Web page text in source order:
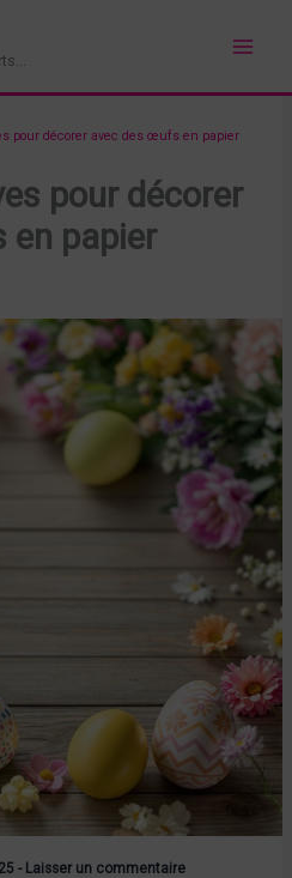
pour décorer avec des œufs en papier
pour décorer
en papier
- Laisser un commentaire